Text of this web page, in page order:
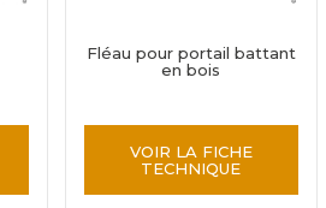
Fléau pour portail battant
en bois
VOIR LA FICHE
TECHNIQUE